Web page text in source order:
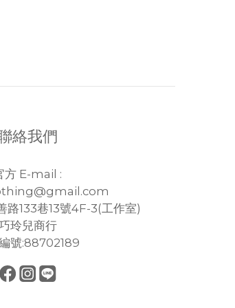
絡我們
方 E-mail :
路133巷13號4F-3(工作室)
玲兒商行
號:88702189